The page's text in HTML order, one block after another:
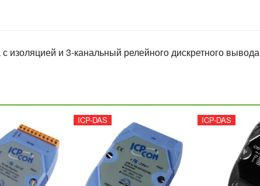
изоляцией и 3-канальный релейного дискретного вывода
ICP-DAS ICP-DAS